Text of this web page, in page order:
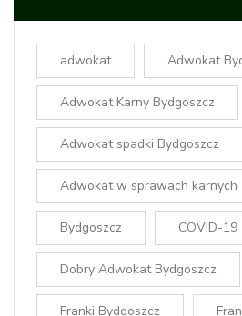
adwokat Adwokat
Adwokat Karny Bydgoszcz
Adwokat spadki Bydgoszcz
Adwokat w sprawach karnych
Bydgoszcz COVID-19
Dobry Adwokat Bydgoszcz
Franki Bydgoszcz